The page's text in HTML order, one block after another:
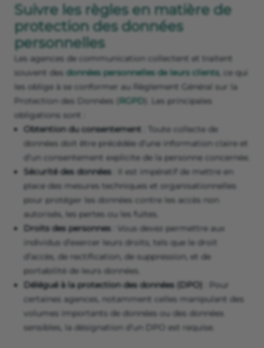
Suivre les règles en matière de
protection des données
personnelles
Les agences de communication collectent et traitent
souvent des données personnelles de leurs clients, ce qui
les oblige à se conformer au Règlement Général sur la
Protection des Données ( RGPD). Les principales
obligations sont :
Obtention du consentement : Toute collecte de
données doit être précédée d’une information claire et
d’un consentement explicite de la personne concernée.
Sécurité des données : Il est impératif de mettre en
place des mesures techniques et organisationnelles
pour protéger les données contre les accès non
autorisés, les pertes ou les fuites.
Droits des personnes : Vous devez permettre aux
individus d’exercer leurs droits, tels que le droit
d’accès, de rectification, de suppression, et de
portabilité de leurs données.
Délégué à la protection des données (DPO)
: Pour
certaines agences, notamment celles manipulant des
volumes importants de données ou des données
sensibles, la désignation d’un DPO est requise.